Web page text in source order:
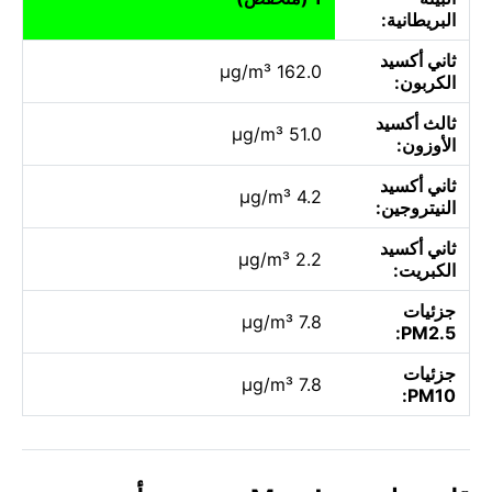
البريطانية:
ثاني أكسيد
الكربون:
162.0 µg/m³
ثالث أكسيد
الأوزون:
51.0 µg/m³
ثاني أكسيد
النيتروجين:
4.2 µg/m³
ثاني أكسيد
الكبريت:
2.2 µg/m³
جزئيات
PM2.5:
7.8 µg/m³
جزئيات
PM10:
7.8 µg/m³